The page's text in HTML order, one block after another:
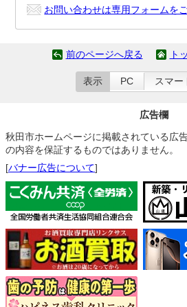
お問い合わせは専用フォームを
前のページへ戻る ト
表示 PC スマー
広告欄
秋田市ホームページに掲載されている広
の内容を保証するものではありません。
[バナー広告について]